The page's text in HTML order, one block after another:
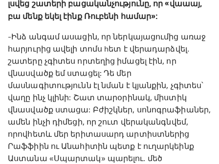
լսվեց շատերի բացականչությունը, որ «վաաայ,
բա մենք եկել էինք Ռուբենի համար»:
-Ինձ անգամ ասացին, որ ներկայացումից առաջ
հարյուրից ավելի տոմս hետ է վերադարձվել․
շատերը չգիտես որտեղից իմացել էին, որ
վնասվածք եմ ստացել: Դե մեր
մասնագիտությունն էլ նման է կյանքին, չգիտես՝
վաղը ինչ կլինի: Շատ տարօրինակ, միստիկ
վնասվածք ստացա: Բժիշկներ, սոնոգրաֆիաներ,
ամեն ինչի դիմեցի, որ շուտ վերականգնվեմ,
որովհետև մեր երիտասարդ արտիստներից
Րաֆֆիին ու Անահիտին պետք է ուղարկեինք
Աստանա «Սպարտակ» պարելու․ մեծ